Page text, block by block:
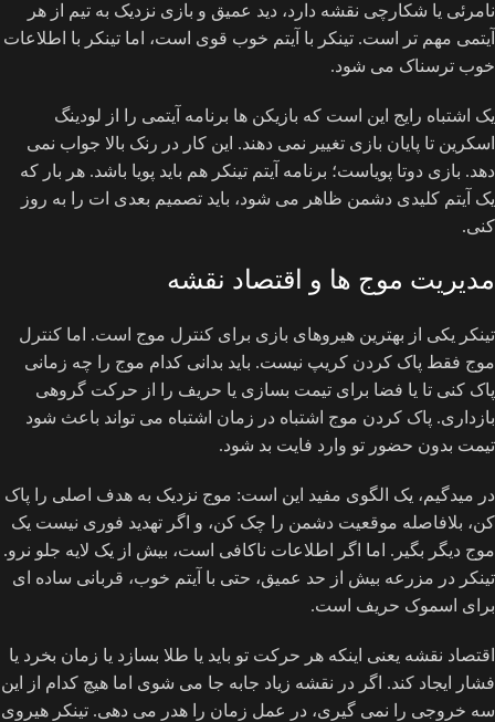
نامرئی یا شکارچی نقشه دارد، دید عمیق و بازی نزدیک به تیم از هر
آیتمی مهم تر است. تینکر با آیتم خوب قوی است، اما تینکر با اطلاعات
خوب ترسناک می شود.
یک اشتباه رایج این است که بازیکن ها برنامه آیتمی را از لودینگ
اسکرین تا پایان بازی تغییر نمی دهند. این کار در رنک بالا جواب نمی
دهد. بازی دوتا پویاست؛ برنامه آیتم تینکر هم باید پویا باشد. هر بار که
یک آیتم کلیدی دشمن ظاهر می شود، باید تصمیم بعدی ات را به روز
کنی.
مدیریت موج ها و اقتصاد نقشه
تینکر یکی از بهترین هیروهای بازی برای کنترل موج است. اما کنترل
موج فقط پاک کردن کریپ نیست. باید بدانی کدام موج را چه زمانی
پاک کنی تا یا فضا برای تیمت بسازی یا حریف را از حرکت گروهی
بازداری. پاک کردن موج اشتباه در زمان اشتباه می تواند باعث شود
تیمت بدون حضور تو وارد فایت بد شود.
در میدگیم، یک الگوی مفید این است: موج نزدیک به هدف اصلی را پاک
کن، بلافاصله موقعیت دشمن را چک کن، و اگر تهدید فوری نیست یک
موج دیگر بگیر. اما اگر اطلاعات ناکافی است، بیش از یک لایه جلو نرو.
تینکر در مزرعه بیش از حد عمیق، حتی با آیتم خوب، قربانی ساده ای
برای اسموک حریف است.
اقتصاد نقشه یعنی اینکه هر حرکت تو باید یا طلا بسازد یا زمان بخرد یا
فشار ایجاد کند. اگر در نقشه زیاد جابه جا می شوی اما هیچ کدام از این
سه خروجی را نمی گیری، در عمل زمان را هدر می دهی. تینکر هیروی